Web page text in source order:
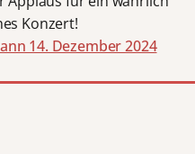
Konzert!
14. Dezember 2024